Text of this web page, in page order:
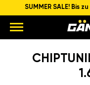
SUMMER SALE! Bis